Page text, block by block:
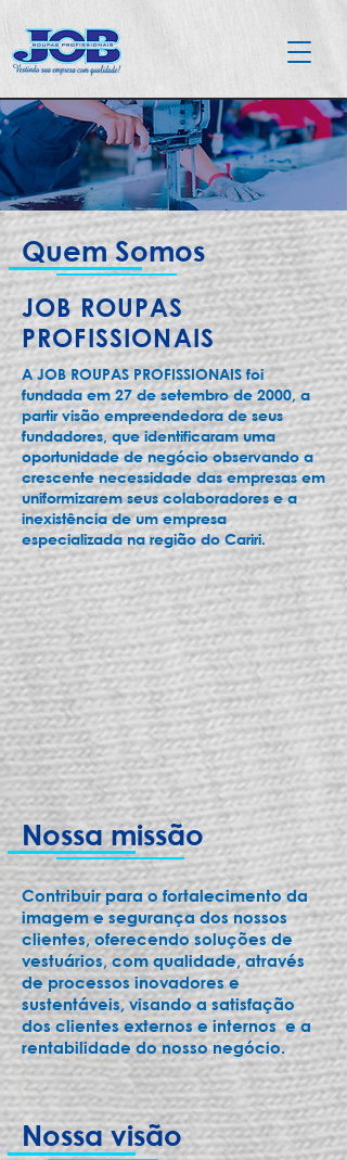
Quem Somos
A JOB ROUPAS PROFISSIONAIS foi
fundada em 27 de setembro de 2000, a
partir visão empreendedora de seus
fundadores, que identificaram uma
oportunidade de negócio observando a
crescente necessidade das empresas em
uniformizarem seus colaboradores e a
inexistência de um empresa
especializada na região do Cariri.
JOB ROUPAS
PROFISSIONAIS
Nossa missão
Contribuir para o fortalecimento da
imagem e segurança dos nossos
clientes, oferecendo soluções de
vestuários, com qualidade, através
de processos inovadores e
sustentáveis, visando a satisfação
dos clientes externos e internos e a
rentabilidade do nosso negócio.
Nossa visão